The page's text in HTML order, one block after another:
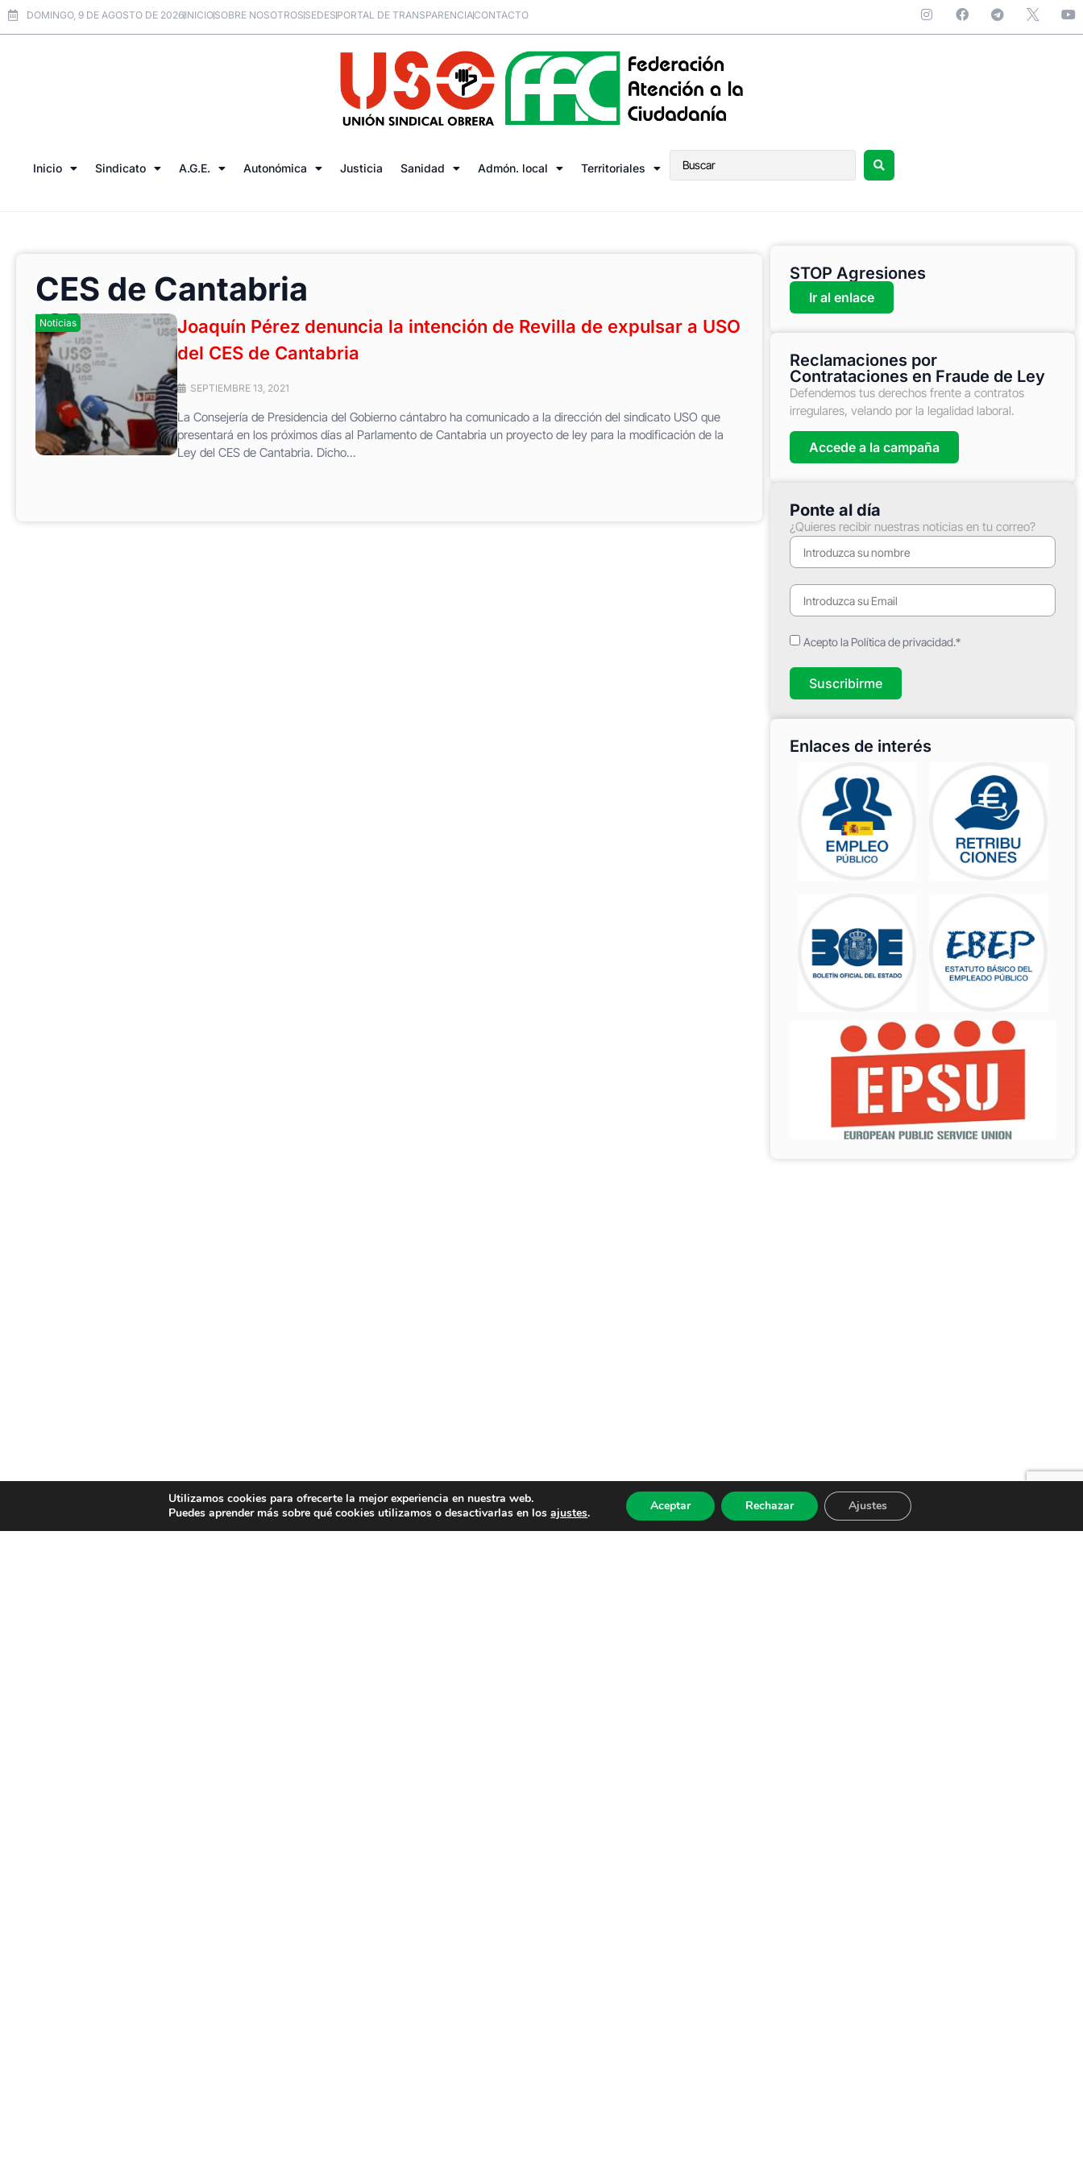
DOMINGO, 9 DE AGOSTO DE 2026INICIOSOBRE NOSOTROSSEDESPORTAL DE TRANSPARENCIACONTACTO
Inicio Sindicato A.G.E. Autonómica Justicia Sanidad Admón. local Territoriales
CES de Cantabria
Noticias
Joaquín Pérez denuncia la intención de Revilla de expulsar a USO
del CES de Cantabria
SEPTIEMBRE 13, 2021
La Consejería de Presidencia del Gobierno cántabro ha comunicado a la dirección del sindicato USO que
presentará en los próximos días al Parlamento de Cantabria un proyecto de ley para la modificación de la
Ley del CES de Cantabria. Dicho...
STOP Agresiones
Ir al enlace
Reclamaciones por
Contrataciones en Fraude de Ley
Defendemos tus derechos frente a contratos
irregulares, velando por la legalidad laboral.
Accede a la campaña
Ponte al día
¿Quieres recibir nuestras noticias en tu correo?
Acepto la Política de privacidad.*
Suscribirme
Enlaces de interés
Utilizamos cookies para ofrecerte la mejor experiencia en nuestra web.
Puedes aprender más sobre qué cookies utilizamos o desactivarlas en losajustes. Aceptar Rechazar Ajustes